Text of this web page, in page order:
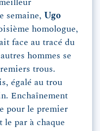
semaine, Ugo
homologue,
face au tracé du
hommes se
trous.
égalé au trou
Enchaînement
pour le premier
le par à chaque